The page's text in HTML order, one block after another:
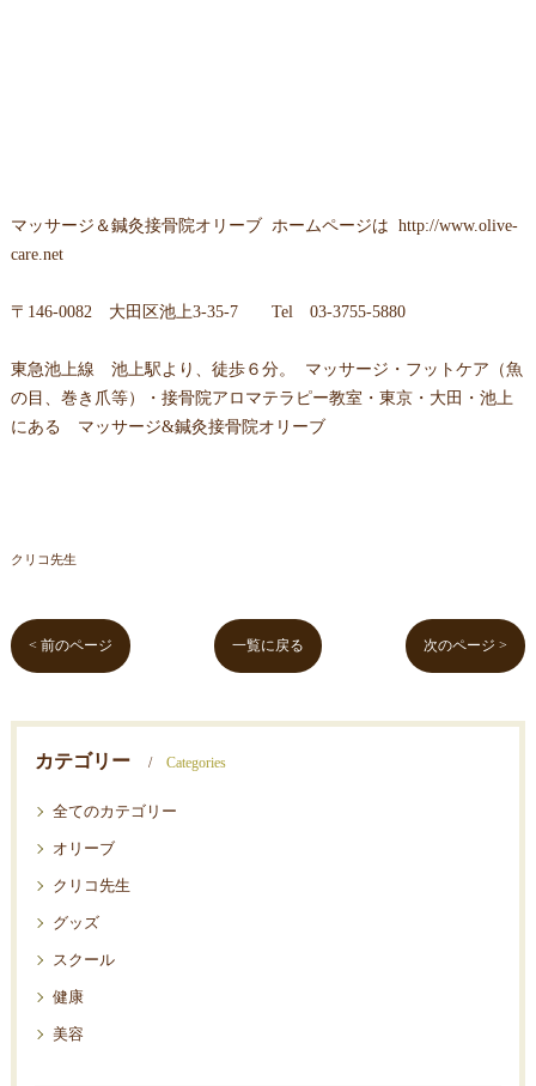
マッサージ＆鍼灸接骨院オリーブ ホームページは http://www.olive-
care.net
〒 146-0082 大田区池上3-35-7Tel 03-3755-5880
東急池上線 池上駅より、徒歩６分。 マッサージ・フットケア（魚
の目、巻き爪等）・接骨院アロマテラピー教室・東京・大田・池上
にある マッサージ&鍼灸接骨院オリーブ
クリコ先生
< 前のページ 一覧に戻る 次のページ >
カテゴリー Categories
全てのカテゴリー
オリーブ
クリコ先生
グッズ
スクール
健康
美容